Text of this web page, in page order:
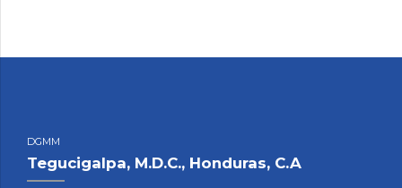
DGMM
Tegucigalpa, M.D.C., Honduras, C.A